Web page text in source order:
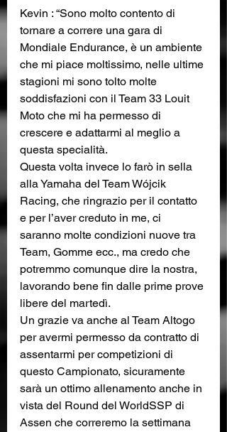
Kevin : “Sono molto contento di
tornare a correre una gara di
Mondiale Endurance, è un ambiente
che mi piace moltissimo, nelle ultime
stagioni mi sono tolto molte
soddisfazioni con il Team 33 Louit
Moto che mi ha permesso di
crescere e adattarmi al meglio a
questa specialità.
Questa volta invece lo farò in sella
alla Yamaha del Team Wójcik
Racing, che ringrazio per il contatto
e per l’aver creduto in me, ci
saranno molte condizioni nuove tra
Team, Gomme ecc., ma credo che
potremmo comunque dire la nostra,
lavorando bene fin dalle prime prove
libere del martedì.
Un grazie va anche al Team Altogo
per avermi permesso da contratto di
assentarmi per competizioni di
questo Campionato, sicuramente
sarà un ottimo allenamento anche in
vista del Round del WorldSSP di
Assen che correremo la settimana